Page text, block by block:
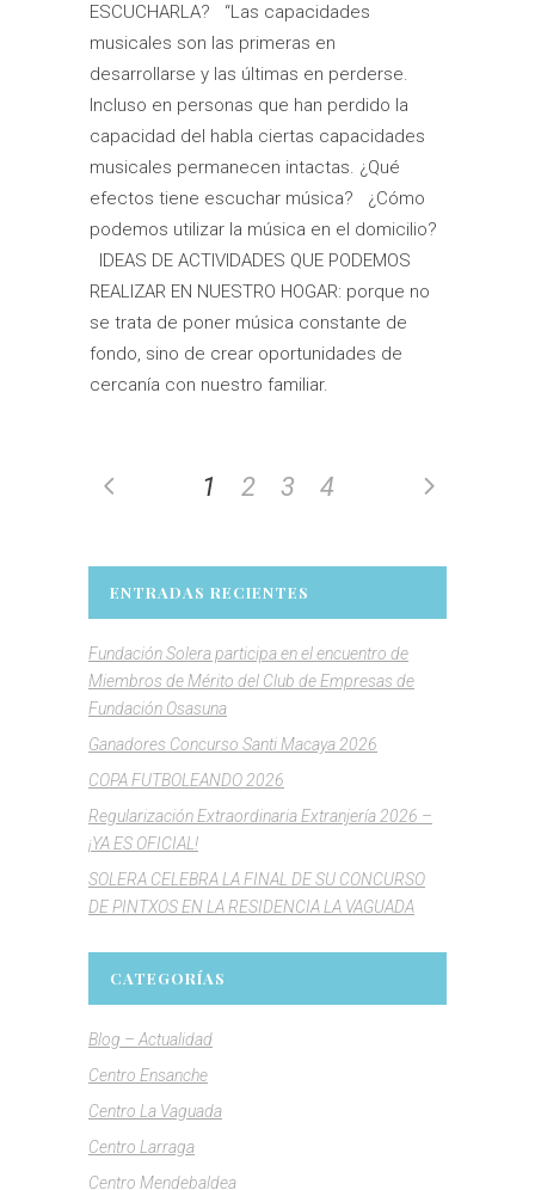
ESCUCHARLA? “Las capacidades
musicales son las primeras en
desarrollarse y las últimas en perderse.
Incluso en personas que han perdido la
capacidad del habla ciertas capacidades
musicales permanecen intactas. ¿Qué
efectos tiene escuchar música? ¿Cómo
podemos utilizar la música en el domicilio?
IDEAS DE ACTIVIDADES QUE PODEMOS
REALIZAR EN NUESTRO HOGAR: porque no
se trata de poner música constante de
fondo, sino de crear oportunidades de
cercanía con nuestro familiar.
1 2 3 4
ENTRADAS RECIENTES
Fundación Solera participa en el encuentro de
Miembros de Mérito del Club de Empresas de
Fundación Osasuna
Ganadores Concurso Santi Macaya 2026
COPA FUTBOLEANDO 2026
Regularización Extraordinaria Extranjería 2026 –
¡YA ES OFICIAL!
SOLERA CELEBRA LA FINAL DE SU CONCURSO
DE PINTXOS EN LA RESIDENCIA LA VAGUADA
CATEGORÍAS
Blog – Actualidad
Centro Ensanche
Centro La Vaguada
Centro Larraga
Centro Mendebaldea